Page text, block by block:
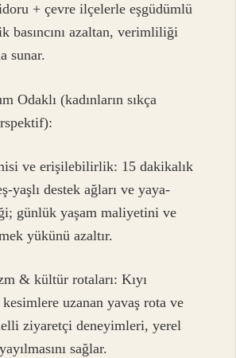
+ çevre ilçelerle eşgüdümlü
basıncını azaltan, verimliliği
sunar.
Odaklı (kadınların sıkça
ve erişilebilirlik: 15 dakikalık
yaşlı destek ağları ve yaya-
günlük yaşam maliyetini ve
yükünü azaltır.
& kültür rotaları: Kıyı
uzanan yavaş rota ve
ziyaretçi deneyimleri, yerel
sağlar.